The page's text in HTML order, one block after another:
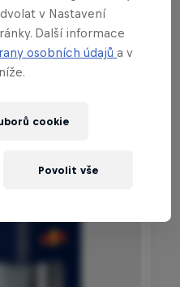
v Nastavení
Další informace
osobních údajůa v
cookie
Povolit vše